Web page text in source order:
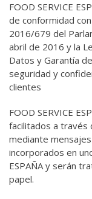
FOOD SERVICE
de conformidad
2016/679 del
abril de 2016 y la
Datos y Garantía
seguridad y
clientes
FOOD SERVICE
facilitados a través
mediante
incorporados en
ESPAÑA y serán
papel.